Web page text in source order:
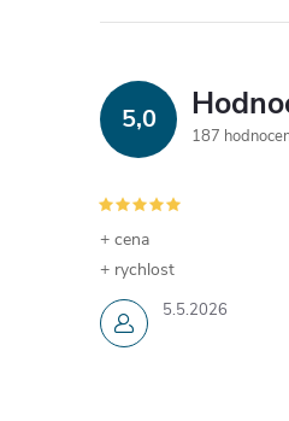
5,0
187
5.5.2026
+ cena
+ rychlost